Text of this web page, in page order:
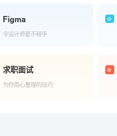
Figma
令设计师爱不释手
求职面试
为你用心整理的技巧